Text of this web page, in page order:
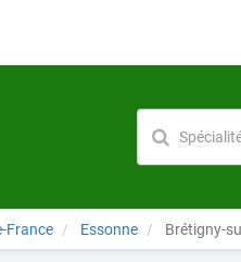
France Essonne Brétigny-